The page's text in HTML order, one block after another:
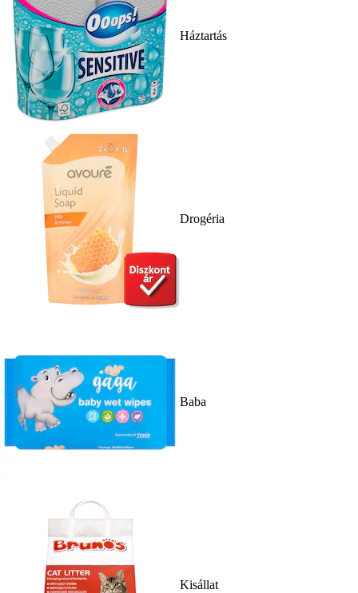
Háztartás
Drogéria
Baba
Kisállat